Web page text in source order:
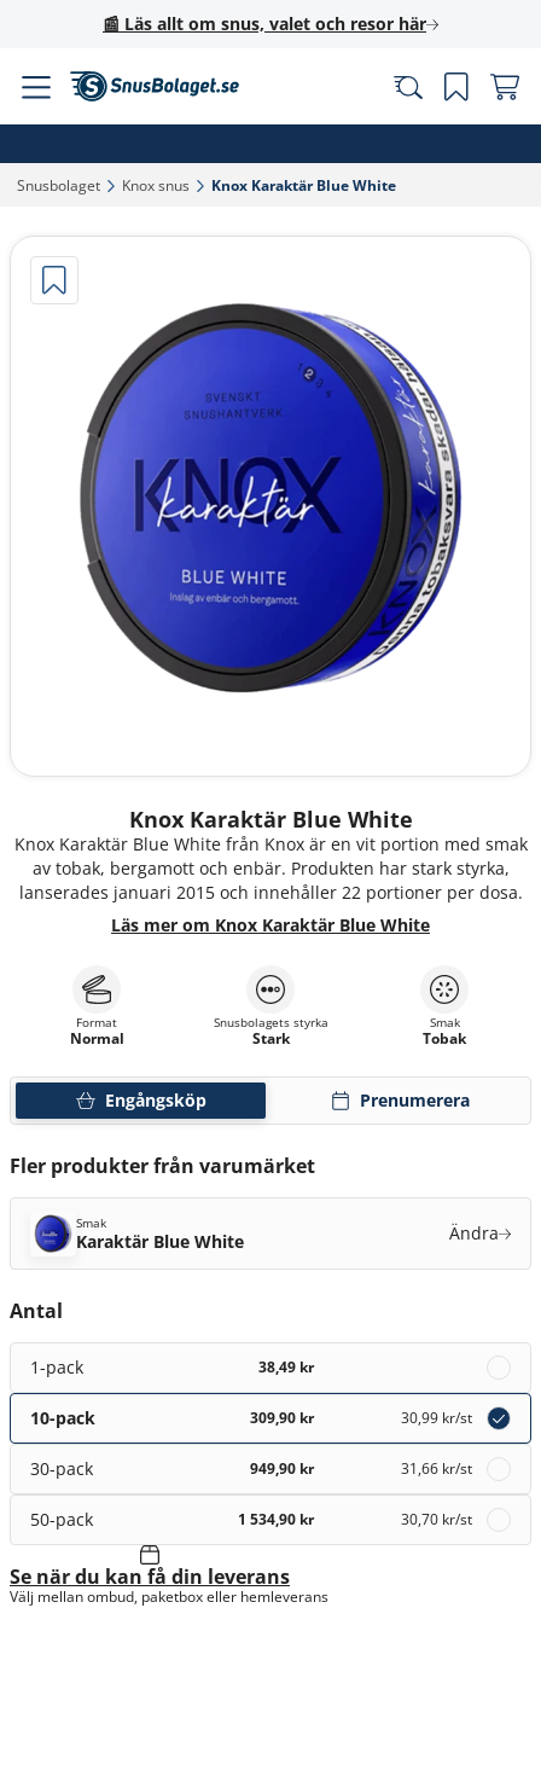
📰 Läs allt om snus, valet och resor här
Snusbolaget‎ Knox snus‎ Knox Karaktär Blue White‎
Knox Karaktär Blue White
Knox Karaktär Blue White från Knox är en vit portion med smak
av tobak, bergamott och enbär. Produkten har stark styrka,
lanserades januari 2015 och innehåller 22 portioner per dosa.
Läs mer om Knox Karaktär Blue White
Engångsköp Prenumerera
Format
Normal
Snusbolagets styrka
Stark
Smak
Tobak
Fler produkter från varumärket
Smak
Karaktär Blue White Ändra
Antal
1-pack 38,49 kr
10-pack 309,90 kr 30,99 kr/st
30-pack 949,90 kr 31,66 kr/st
50-pack 1 534,90 kr 30,70 kr/st
Se när du kan få din leverans
Välj mellan ombud, paketbox eller hemleverans